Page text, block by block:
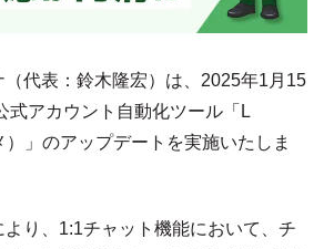
代表：鈴木隆宏）は、2025年1月15
式アカウント自動化ツール「L
）」のアップデートを実施いたしま
り、1:1チャット機能において、チ